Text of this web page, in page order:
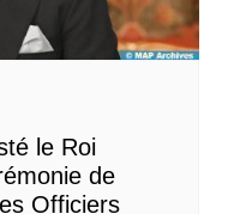
le Roi
de
Officiers